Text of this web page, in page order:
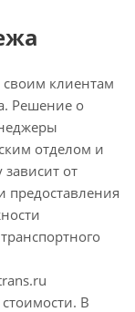
своим клиентам
Решение о
отделом и
от
предоставления
В